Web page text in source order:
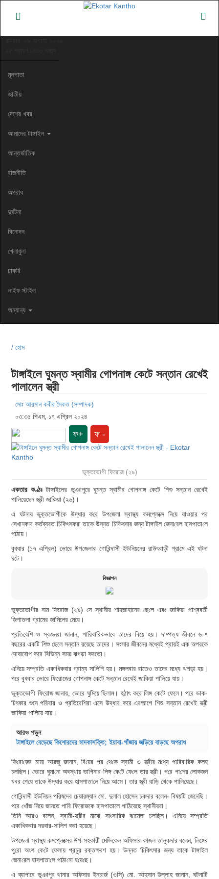
মূলপাতা
জাতীয়
দেশের খবর
আমাদের টাঙ্গাইল
আন্তর্জাতিক
রাজনীতি
অপরাধ
দুর্ঘটনা
বিনোদন
খেলাধুলা
চাকরি
লাইফ স্টাইল
অন্যান্য
/ হোম
টাঙ্গাইলে ঘুমন্ত স্বামীর গোপনাঙ্গ কেটে সন্তান রেখেই
পালালেন স্ত্রী
মোঃ আরমান কবীর সৈকত (সম্পাদক)
০৩:৩৫ পিএম, ১৭ এপ্রিল ২০২৪
ফ+ ফ -
ভুক্তভোগী ফিরোজ (২৯)
একতার কণ্ঠঃ টাঙ্গাইলের ভূঞাপুরে ঘুমন্ত স্বামীর গোপনাঙ্গ কেটে শিশু সন্তান রেখেই
পালিয়েছেন স্ত্রী জাকিয়া (২৬)।
এ ঘটনায় ভুক্তভোগীকে উদ্ধার ক‌রে উপ‌জেলা স্বাস্থ্য কমপ্লেক্সে নি‌য়ে যাওয়ার পর
সেখানকার কর্তব্যরত চিকিৎসকরা তাকে উন্নত চি‌কিৎসার জন্য টাঙ্গাইল জেনা‌রেল হাসপাতা‌লে
পাঠায়।
বুধবার (১৭ এপ্রিল) ভোরে উপ‌জেলার গোবিন্দাসী ইউনিয়নের রাউৎবা‌ড়ী গ্রা‌মে এই ঘটনা
ঘ‌টে।
বিজ্ঞাপন
ভুক্তভোগীর নাম ফিরোজ (২৯) সে স্থানীয় শাহজাহানের ছে‌লে এবং জাকিয়া পাশ্ববর্তী
জিগাতলা গ্রামের জামিলের মেয়ে।
প্রতিবেশি ও স্বজনরা জানান, পারিবারিকভাবে তাদের বিয়ে হয়। দাম্পত্য জীবনে ৬-৭
বছরের একটি শিশু ছেলে সন্তান রয়েছে তাদের। সংসার জীবনের মধ্যেই প্রায়ই এক অপরকে
দোষারোপ করে বিভিন্ন সময় ঝগড়া করতো।
এনিয়ে সম্প্রতি একাধিকবার গ্রাম্য সালিশি হয়। মঙ্গলবার রাতেও তাদের মধ্যে ঝগড়া হয়।
পরে বুধবার ভোরে ফিরোজের গোপনাঙ্গ কেটে সন্তান রেখেই জাকিয়া পালিয়ে যায়।
ভুক্তভোগী ফি‌রোজ জানায়, ভোরে ঘুমিয়ে ছিলাম। হঠাৎ করে লিঙ্গ কেটে ফেলে। পরে ডাক-
চিৎকার শুনে পরিবার ও প্রতিবেশিরা এসে উদ্ধার করে এরআগে শিশু সন্তান রেখেই স্ত্রী
জাকিয়া পালিয়ে যায়।
আরও পড়ুন
টাঙ্গাইলে বেড়েছে কিশোরদের মাদকাসক্তি; ইয়াবা-গাঁজায় জড়িয়ে বাড়ছে অপরাধ
ফি‌রো‌জের মামা আরজু জানান, ‌বি‌য়ের পর থে‌কে স্বামী ও স্ত্রীর ম‌ধ্যে পা‌রিবা‌রিক কলহ
চল‌ছিল। ভোরে ঘুমা‌নো অবস্থায় ভাগিনার লিঙ্গ কে‌টে ফে‌লে তার স্ত্রী। প‌রে পা‌শের লোকজন
খবর পে‌য়ে তা‌কে উদ্ধার ক‌রে হাসপাতা‌লে নি‌য়ে আসে। তার স্ত্রী বা‌ড়ি থে‌কে পা‌লি‌য়ে‌ছে।
গোবিন্দাসী ইউনিয়ন পরিষদের চেয়ারম্যান মো. দুলাল হোসেন চকদার বলেন- বিষয়টি জেনেছি।
পরে খোঁজ নিয়ে জানতে পারি ফিরোজকে হাসপাতালে পাঠিয়েছে স্থানীয়রা।
তিনি আরও বলেন, স্বামী-স্ত্রীর মাঝে সাংসারিক ঝামেলা চলছিল। এনিয়ে সম্প্রতি
একাধিকবার দরবার-সালিশ করা হয়েছে।
উপ‌জেলা স্বাস্থ্য কমপ্লেক্সের উপ-সহকা‌রী মে‌ডি‌কেল অ‌ফিসার কাজল তালুকদার ব‌লেন, লি‌ঙ্গের
পু‌রো অংশ কে‌টে ফেলায় প্রচুর রক্তক্ষরণ হ‌য়। উন্নত চি‌কিৎসার জন্য তাকে টাঙ্গাইল
জেনা‌রেল হাসপাতা‌লে পাঠা‌নো হ‌য়ে‌ছে।
এ ব্যাপারে ভূঞাপুর থানার অফিসার ইনচার্জ (ও‌সি) মো. আহসান উল্লাহ জানান, ঘটনা‌টি